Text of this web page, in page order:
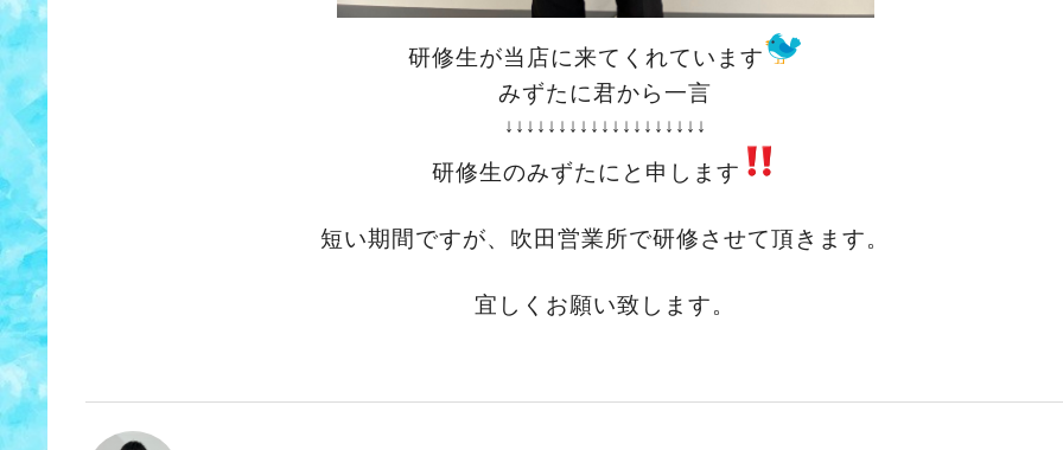
研修生が当店に来てくれています
みずたに君から一言
↓↓↓↓↓↓↓↓↓↓↓↓↓↓↓↓↓↓↓
研修生のみずたにと申します
短い期間ですが、吹田営業所で研修させて頂きます。
宜しくお願い致します。